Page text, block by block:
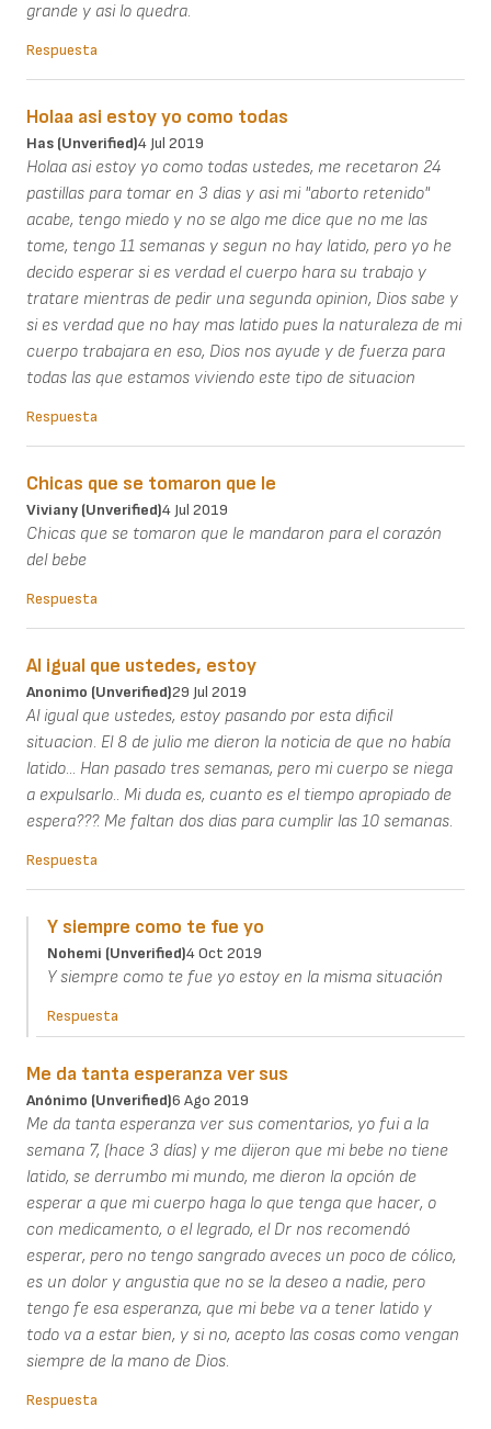
grande y asi lo quedra.
Respuesta
Holaa asi estoy yo como todas
Has (unverified)4 Jul 2019
Holaa asi estoy yo como todas ustedes, me recetaron 24
pastillas para tomar en 3 dias y asi mi "aborto retenido"
acabe, tengo miedo y no se algo me dice que no me las
tome, tengo 11 semanas y segun no hay latido, pero yo he
decido esperar si es verdad el cuerpo hara su trabajo y
tratare mientras de pedir una segunda opinion, Dios sabe y
si es verdad que no hay mas latido pues la naturaleza de mi
cuerpo trabajara en eso, Dios nos ayude y de fuerza para
todas las que estamos viviendo este tipo de situacion
Respuesta
Chicas que se tomaron que le
Viviany (unverified)4 Jul 2019
Chicas que se tomaron que le mandaron para el corazón
del bebe
Respuesta
Al igual que ustedes, estoy
Anonimo (unverified)29 Jul 2019
Al igual que ustedes, estoy pasando por esta dificil
situacion. El 8 de julio me dieron la noticia de que no había
latido... Han pasado tres semanas, pero mi cuerpo se niega
a expulsarlo.. Mi duda es, cuanto es el tiempo apropiado de
espera???. Me faltan dos dias para cumplir las 10 semanas.
Respuesta
Y siempre como te fue yo
Nohemi (unverified)4 Oct 2019
Y siempre como te fue yo estoy en la misma situación
Respuesta
Me da tanta esperanza ver sus
Anónimo (unverified)6 Ago 2019
Me da tanta esperanza ver sus comentarios, yo fui a la
semana 7, (hace 3 días) y me dijeron que mi bebe no tiene
latido, se derrumbo mi mundo, me dieron la opción de
esperar a que mi cuerpo haga lo que tenga que hacer, o
con medicamento, o el legrado, el Dr nos recomendó
esperar, pero no tengo sangrado aveces un poco de cólico,
es un dolor y angustia que no se la deseo a nadie, pero
tengo fe esa esperanza, que mi bebe va a tener latido y
todo va a estar bien, y si no, acepto las cosas como vengan
siempre de la mano de Dios.
Respuesta